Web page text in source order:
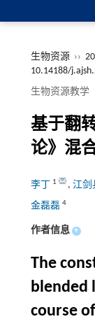
生物资源 ››
10.14188/
生物资源教学
基于翻
论》混
李丁 1 , 江剑
金磊磊 4
作者信息 +
The
blended
course